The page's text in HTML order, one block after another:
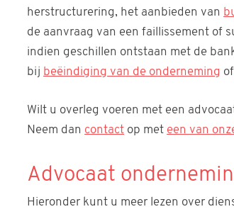
herstructurering, het aanbieden van
de aanvraag van een faillissement of
indien geschillen ontstaan met de
bij beëindiging van de onderneming of
Wilt u overleg voeren met een
Neem dan contact op met een van
Advocaat
Hieronder kunt u meer lezen over